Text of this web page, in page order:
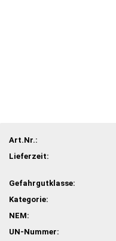
Art.Nr.:
Lieferzeit:
Gefahrgutklasse:
Kategorie:
NEM:
UN-Nummer: